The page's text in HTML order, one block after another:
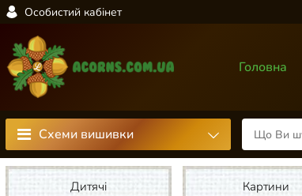
Особистий кабінет
Головна
Схеми вишивки
Дитячі Картини